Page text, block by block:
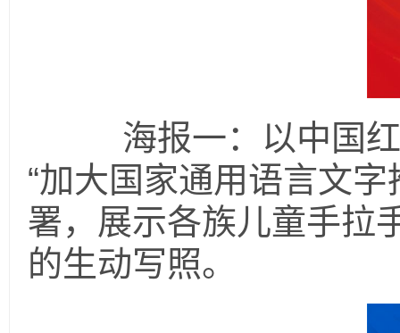
海报一：以中国红
“加大国家通用语言文
署，展示各族儿童手拉
的生动写照。